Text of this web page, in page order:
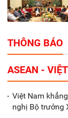
THÔNG BÁO
ASEAN -
Việt Nam
nghị Bộ trưởng